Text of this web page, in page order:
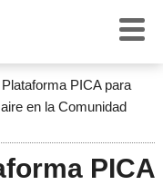
PICA para
en la Comunidad
PICA